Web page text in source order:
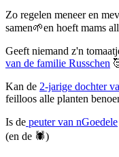
Zo regelen meneer en
samen🌱en hoeft mams
Geeft niemand z'n
van de familie Russchen
Kan de 2-jarige dochter
feilloos alle planten
Is de peuter van nGoedele
(en de 🕷)